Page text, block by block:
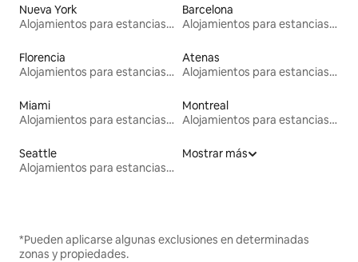
Nueva York
Alojamientos para estancias largas
Barcelona
Alojamientos para estancias largas
Florencia
Alojamientos para estancias largas
Atenas
Alojamientos para estancias largas
Miami
Alojamientos para estancias largas
Montreal
Alojamientos para estancias largas
Seattle
Alojamientos para estancias largas
Mostrar más
*Pueden aplicarse algunas exclusiones en determinadas
zonas y propiedades.